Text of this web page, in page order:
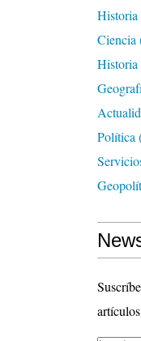
Historia
Ciencia
Historia
Política